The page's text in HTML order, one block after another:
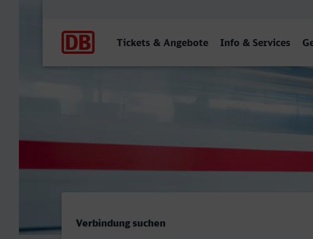
Tickets & Angebote Info & Services
Speyer Hbf - Landau (Pfalz) Hbf
Verbindung suchen